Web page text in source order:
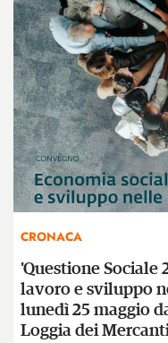
CRONACA
'Questione Sociale
lavoro e sviluppo
lunedì 25 maggio
Loggia dei